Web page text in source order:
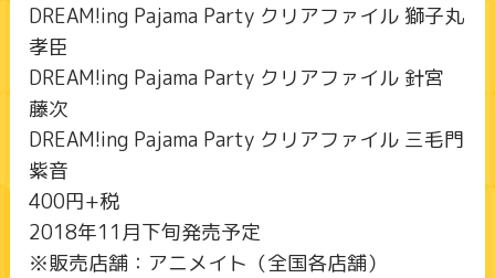
DREAM!ing Pajama Party クリアファイル 獅子丸
孝臣
DREAM!ing Pajama Party クリアファイル 針宮
藤次
DREAM!ing Pajama Party クリアファイル 三毛門
紫音
400円+税
2018年11月下旬発売予定
※販売店舗：アニメイト（全国各店舗）